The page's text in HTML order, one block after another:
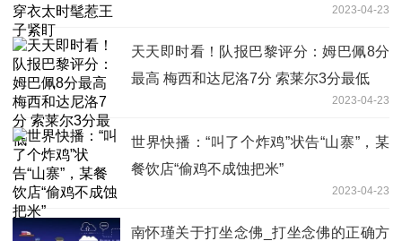
2023-04-23
天天即时看！队报巴黎评分：姆巴佩8分
最高 梅西和达尼洛7分 索莱尔3分最低
2023-04-23
世界快播：“叫了个炸鸡”状告“山寨”，某
餐饮店“偷鸡不成蚀把米”
2023-04-23
南怀瑾关于打坐念佛_打坐念佛的正确方